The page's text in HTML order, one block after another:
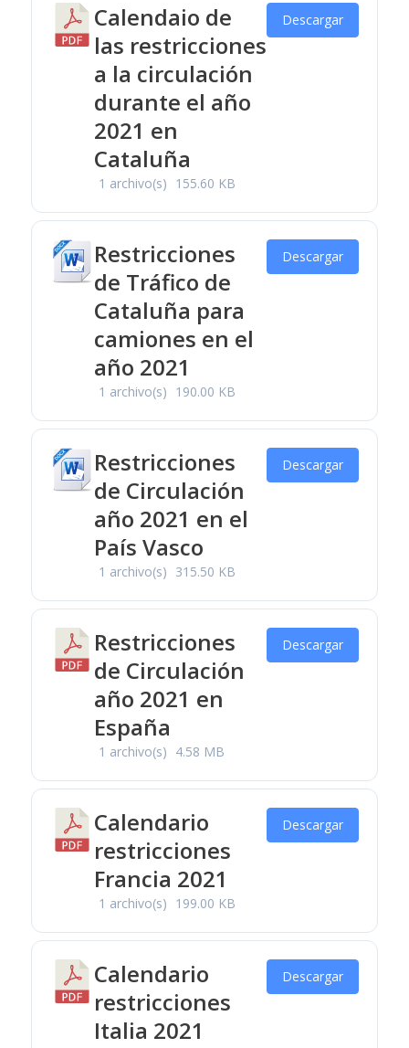
Calendaio de
las restricciones
a la circulación
durante el año
2021 en
Cataluña
1 archivo(s) 155.60 KB
Descargar
Restricciones
de Tráfico de
Cataluña para
camiones en el
año 2021
1 archivo(s) 190.00 KB
Descargar
Restricciones
de Circulación
año 2021 en el
País Vasco
1 archivo(s) 315.50 KB
Descargar
Restricciones
de Circulación
año 2021 en
España
1 archivo(s) 4.58 MB
Descargar
Calendario
restricciones
Francia 2021
1 archivo(s) 199.00 KB
Descargar
Calendario
restricciones
Italia 2021
Descargar